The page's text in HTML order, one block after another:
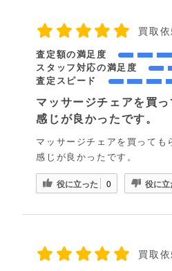
買取
査定額の満足度
スタッフ対応の満足度
査定スピード
マッサージチェアを買っ
感じが良かったです。
マッサージチェアを買っても
感じが良かったです。
役に立った 0 役に
買取